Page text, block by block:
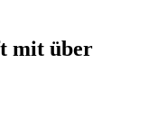
mit über